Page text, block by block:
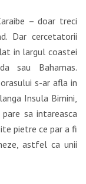
– doar treci
Dar cercetatorii
in largul coastei
sau Bahamas.
s-ar afla in
Insula Bimini,
sa intareasca
pietre ce par a fi
astfel ca unii